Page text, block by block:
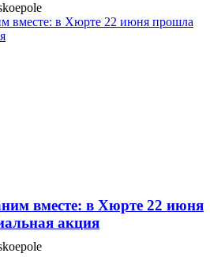
вместе: в Хюрте 22 июня
акция